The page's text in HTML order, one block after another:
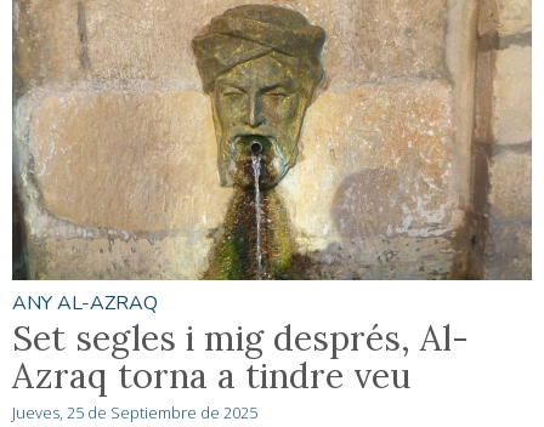
ANY AL-AZRAQ
Set segles i mig després, Al-
Azraq torna a tindre veu
Jueves, 25 de Septiembre de 2025